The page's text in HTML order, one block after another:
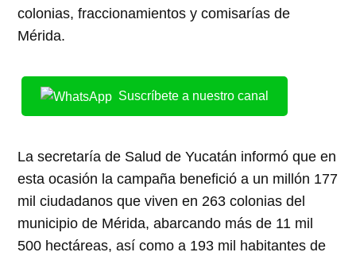
colonias, fraccionamientos y comisarías de
Mérida.
Suscríbete a nuestro canal
La secretaría de Salud de Yucatán informó que en
esta ocasión la campaña benefició a un millón 177
mil ciudadanos que viven en 263 colonias del
municipio de Mérida, abarcando más de 11 mil
500 hectáreas, así como a 193 mil habitantes de